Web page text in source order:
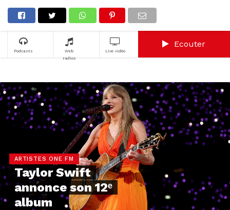
Podcasts
Web
radios
Live vidéo
Ecouter
ARTISTES ONE FM
Taylor Swift
annonce son 12ᵉ
album